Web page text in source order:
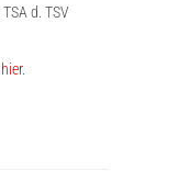
d. TSV
hier.